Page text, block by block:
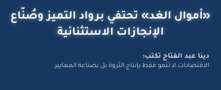
«أموال الغد» تحتفي برواد التميز وصُنّاع
الإنجازات الاستثنائية
دينا عبد الفتاح تكتب:
الاقتصادات لا تنمو فقط بإنتاج الثروة بل بصناعة المعايير